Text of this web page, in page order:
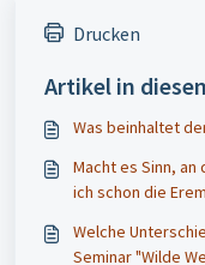
Drucken
Artikel in
Was beinhaltet
Macht es Sinn,
ich schon die
Welche
Seminar "Wilde